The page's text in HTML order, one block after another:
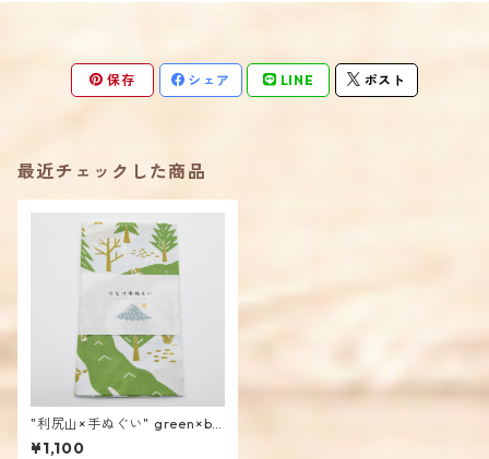
保存 シェア LINE ポスト
最近チェックした商品
"利尻山×手ぬぐい" green×blu
e / mencoiworks
¥1,100